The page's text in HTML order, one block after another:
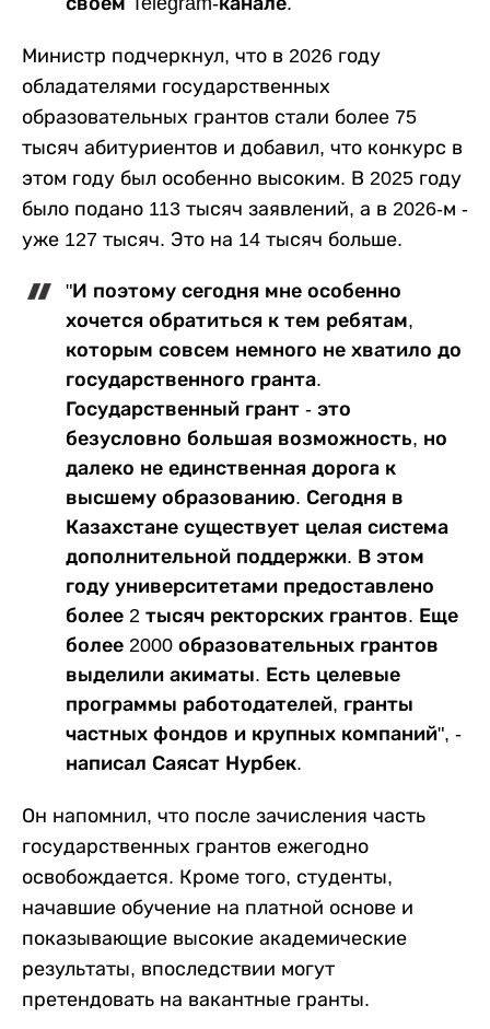
Министр подчеркнул, что в 2026 году
обладателями государственных
образовательных грантов стали более 75
тысяч абитуриентов и добавил, что конкурс в
этом году был особенно высоким. В 2025 году
было подано 113 тысяч заявлений, а в 2026-м -
уже 127 тысяч. Это на 14 тысяч больше.
"И поэтому сегодня мне особенно
хочется обратиться к тем ребятам,
которым совсем немного не хватило до
государственного гранта.
Государственный грант - это
безусловно большая возможность, но
далеко не единственная дорога к
высшему образованию. Сегодня в
Казахстане существует целая система
дополнительной поддержки. В этом
году университетами предоставлено
более 2 тысяч ректорских грантов. Еще
более 2000 образовательных грантов
выделили акиматы. Есть целевые
программы работодателей, гранты
частных фондов и крупных компаний", -
написал Саясат Нурбек.
Он напомнил, что после зачисления часть
государственных грантов ежегодно
освобождается. Кроме того, студенты,
начавшие обучение на платной основе и
показывающие высокие академические
результаты, впоследствии могут
претендовать на вакантные гранты.